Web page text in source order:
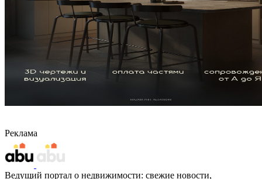
Реклама
Ведущий портал о недвижимости: свежие новости,